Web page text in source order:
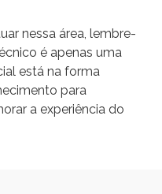
nessa área, lembre-
é apenas uma
está na forma
para
a experiência do